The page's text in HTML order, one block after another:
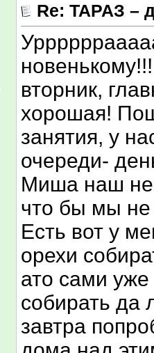
Re: ТАРАЗ –
вторник,
хорошая!
занятия, у
очереди-
Миша наш не
что бы мы не
Есть вот у
орехи
ато сами
собирать да
завтра